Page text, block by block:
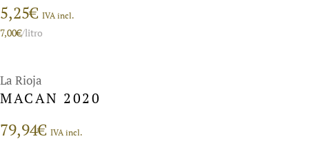
5,25€ IVA incl.
7,00€/litro
La Rioja
MACAN 2020
79,94€ IVA incl.